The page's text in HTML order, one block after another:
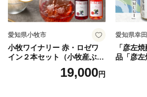
愛知県小牧市
小牧ワイナリー 赤・ロゼワ
イン２本セット（小牧産ぶど
19,000円
愛知県幸
「彦左
品「彦左
変更品
2本